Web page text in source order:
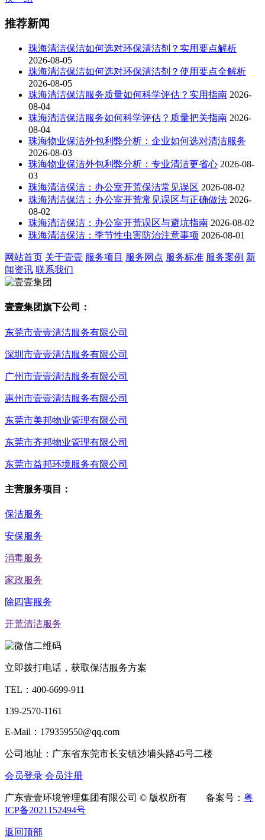
推荐新闻
珠海清洁保洁如何选对环保清洁剂？实用要点解析
2026-08-05
珠海清洁保洁如何选对环保清洁剂？使用要点全解析
2026-08-05
珠海清洁保洁服务质量如何科学评估？实用指南 2026-
08-04
珠海清洁保洁服务如何科学评估？质量把关指南 2026-
08-04
珠海物业保洁外包利弊分析：企业如何选对清洁服务
2026-08-03
珠海物业保洁外包利弊分析：专业清洁更省心 2026-08-
03
珠海清洁保洁：办公室开荒保洁常见误区 2026-08-02
珠海清洁保洁：办公室开荒常见误区与正确做法 2026-
08-02
珠海清洁保洁：办公室开荒误区与避坑指南 2026-08-02
珠海清洁保洁：季节性虫害防治注意事项 2026-08-01
网站首页 关于壹壹 服务项目 服务网点 服务标准 服务案例 新
闻资讯 联系我们
壹壹集团旗下公司：
东莞市壹壹清洁服务有限公司
深圳市壹壹清洁服务有限公司
广州市壹壹清洁服务有限公司
惠州市壹壹清洁服务有限公司
东莞市美邦物业管理有限公司
东莞市齐邦物业管理有限公司
东莞市益邦环境服务有限公司
主营服务项目：
保洁服务
安保服务
消毒服务
家政服务
除四害服务
开荒清洁服务
立即拨打电话，获取保洁服务方案
TEL： 400-6699-911
139-2570-1161
E-Mail：179359550@qq.com
公司地址：广东省东莞市长安镇沙埔头路45号二楼
会员登录 会员注册
广东壹壹环境管理集团有限公司 © 版权所有 备案号： 粤
ICP备2021152494号
返回顶部